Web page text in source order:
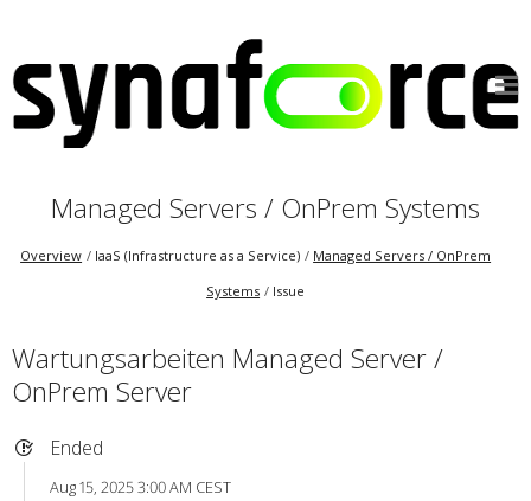
Managed Servers / OnPrem Systems
Overview IaaS (Infrastructure as a Service)
Managed Servers / OnPrem
Systems
Issue
Wartungsarbeiten Managed Server /
OnPrem Server
Ended
Aug 15, 2025 3:00 AM CEST